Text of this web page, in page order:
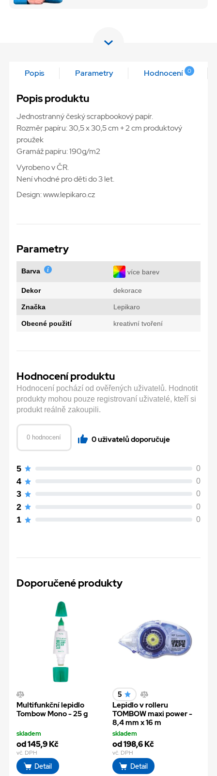
Popis Parametry Hodnocení 0
Popis produktu
Jednostranný český scrapbookový papír.
Rozměr papíru: 30,5 x 30,5 cm + 2 cm produktový
proužek
Gramáž papíru: 190g/m2
Vyrobeno v ČR.
Není vhodné pro děti do 3 let.
Design: www.lepikaro.cz
Parametry
Barva více barev
Dekor dekorace
Značka Lepikaro
Obecné použití kreativní tvoření
Hodnocení produktu
Hodnocení pochází od ověřených uživatelů. Hodnotit
produkty mohou pouze registrovaní uživatelé, kteří si
produkt reálně zakoupili.
0 hodnocení 0 uživatelů doporučuje
5 0
4 0
3 0
2 0
1 0
Doporučené produkty
Multifunkční lepidlo
Tombow Mono - 25 g
skladem
od 145,9 Kč
vč. DPH
Detail
5
Lepidlo v rolleru
TOMBOW maxi power -
8,4 mm x 16 m
skladem
od 198,6 Kč
vč. DPH
Detail